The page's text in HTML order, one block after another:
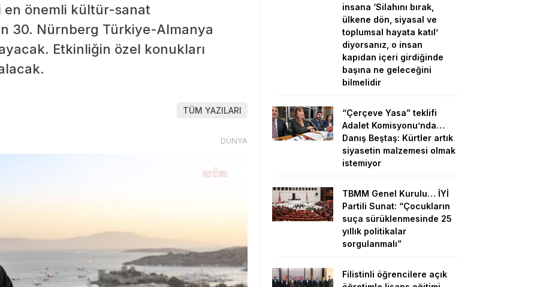
en önemli kültür-sanat
30. Nürnberg Türkiye-Almanya
Etkinliğin özel konukları
TÜM YAZILARI
DÜNYA
insana ‘Silahını bırak,
ülkene dön, siyasal ve
toplumsal hayata katıl’
diyorsanız, o insan
kapıdan içeri girdiğinde
başına ne geleceğini
bilmelidir
“Çerçeve Yasa” teklifi
Adalet Komisyonu’nda…
Danış Beştaş: Kürtler artık
siyasetin malzemesi olmak
istemiyor
TBMM Genel Kurulu… İYİ
Partili Sunat: “Çocukların
suça sürüklenmesinde 25
yıllık politikalar
sorgulanmalı”
Filistinli öğrencilere açık